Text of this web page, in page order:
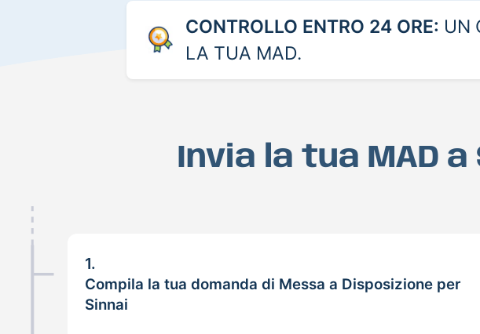
CONTROLLO ENTRO 24 ORE: UN
LA TUA MAD.
Invia la tua MAD
1.
Compila la tua domanda di Messa a Disposizione per
Sinnai